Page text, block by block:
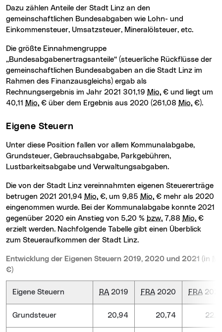
Dazu zählen Anteile der Stadt Linz an den
gemeinschaftlichen Bundesabgaben wie Lohn- und
Einkommensteuer, Umsatzsteuer, Mineralölsteuer, etc.
Die größte Einnahmengruppe
„Bundesabgabenertragsanteile“ (steuerliche Rückflüsse der
gemeinschaftlichen Bundesabgaben an die Stadt Linz im
Rahmen des Finanzausgleichs) ergab als
Rechnungsergebnis im Jahr 2021 301,19 Mio. € und liegt um
40,11 Mio. € über dem Ergebnis aus 2020 (261,08 Mio. €).
Eigene Steuern
Unter diese Position fallen vor allem Kommunalabgabe,
Grundsteuer, Gebrauchsabgabe, Parkgebühren,
Lustbarkeitsabgabe und Verwaltungsabgaben.
Die von der Stadt Linz vereinnahmten eigenen Steuererträge
betrugen 2021 201,94 Mio. €, um 9,85 Mio. € mehr als 2020
eingenommen wurde. Bei der Kommunalabgabe konnte 2021
gegenüber 2020 ein Anstieg von 5,20 % bzw. 7,88 Mio. €
erzielt werden. Nachfolgende Tabelle gibt einen Überblick
zum Steueraufkommen der Stadt Linz.
Entwicklung der Eigenen Steuern 2019, 2020 und 2021 (in
€)
Eigene Steuern RA 2019 FRA 2020 FRA 2021
Grundsteuer 20,94 20,74 22,11